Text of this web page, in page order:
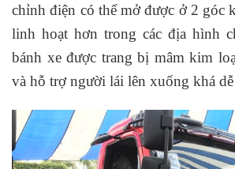
chỉnh điện có thể mở được ở 2 góc
linh hoạt hơn trong các địa hình
bánh xe được trang bị mâm kim
và hỗ trợ người lái lên xuống khá